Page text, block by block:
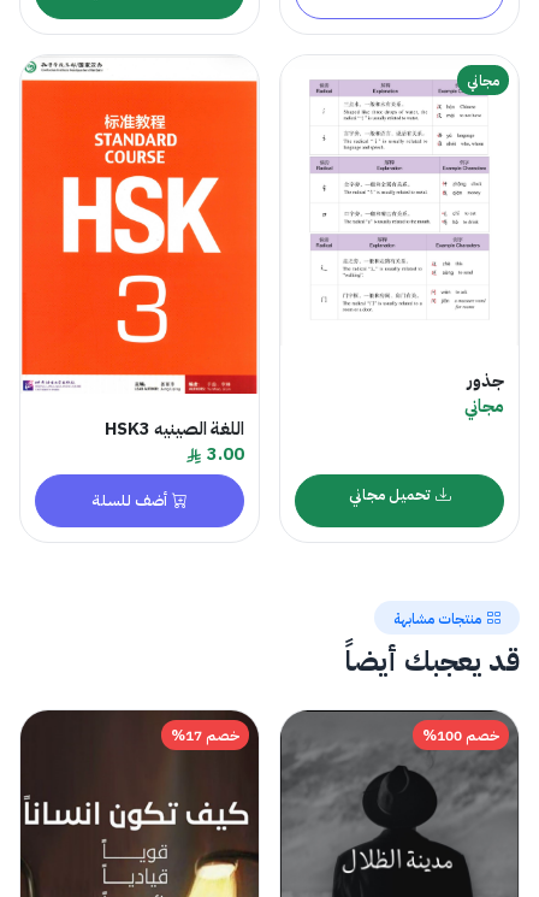
مجاني
جذور
مجاني
تحميل مجاني
اللغة الصينيه HSK3
3.00
أضف للسلة
منتجات مشابهة
قد يعجبك أيضاً
خصم 100% خصم 17%